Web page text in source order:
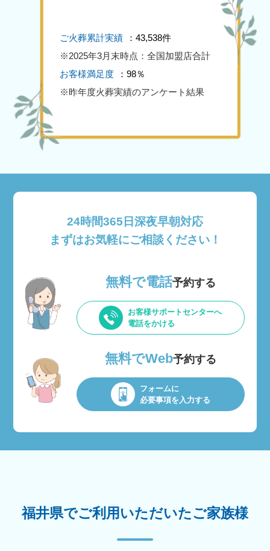
ご火葬累計実績
：43,538件
※2025年3月末時点：全国加盟店合計
お客様満足度
：98％
※昨年度火葬実績のアンケート結果
24時間365日深夜早朝対応
まずはお気軽にご相談ください！
無料で電話予約する
お客様サポートセンターへ
電話をかける
無料でWeb予約する
フォームに
必要事項を入力する
福井県でご利用いただいたご家族様